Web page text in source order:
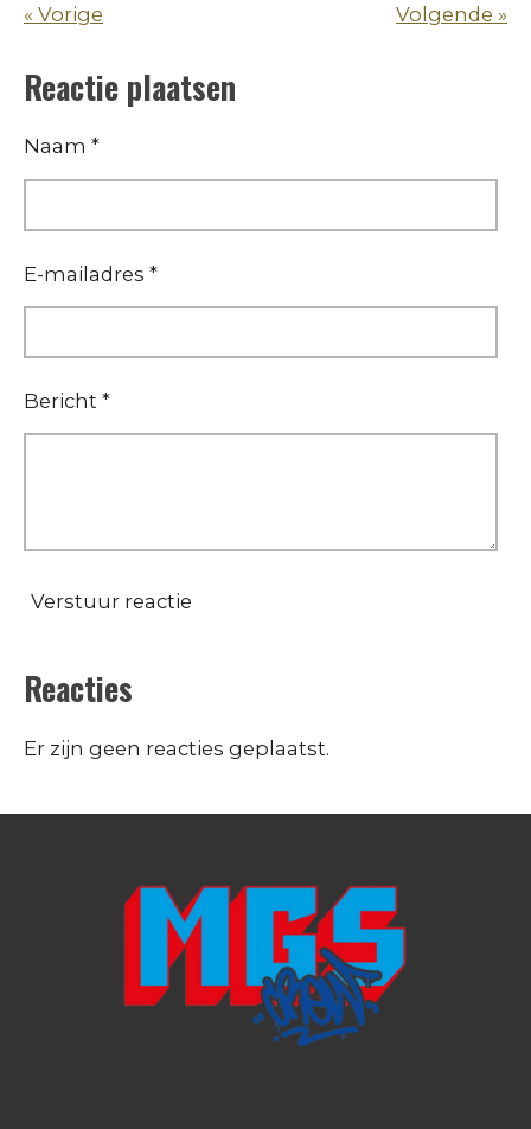
« Vorige Volgende »
Reactie plaatsen
Naam *
E-mailadres *
Bericht *
Verstuur reactie
Reacties
Er zijn geen reacties geplaatst.